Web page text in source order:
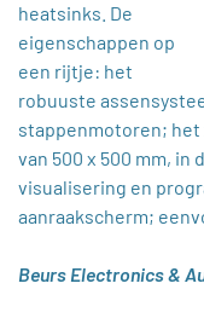
heatsinks. De
eigenschappen op
een rijtje: het
robuuste
stappenmotoren;
van 500 x 500 mm, in
visualisering en
aanraakscherm;
Beurs Electronics &